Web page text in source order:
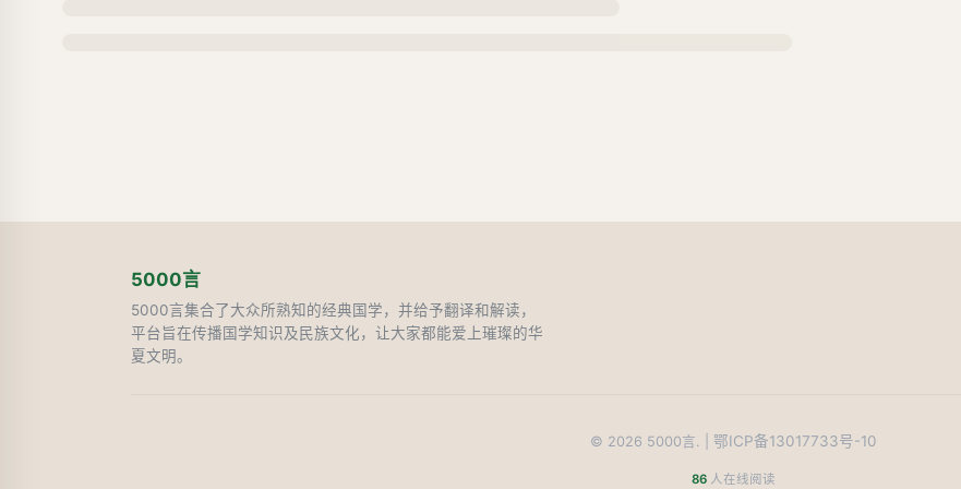
5000言
5000言集合了大众所熟知的经典国学，并给予翻译和解读，
平台旨在传播国学知识及民族文化，让大家都能爱上璀璨的华
夏文明。
© 2026 5000言. | 鄂ICP备13017733号-10
86人在线阅读